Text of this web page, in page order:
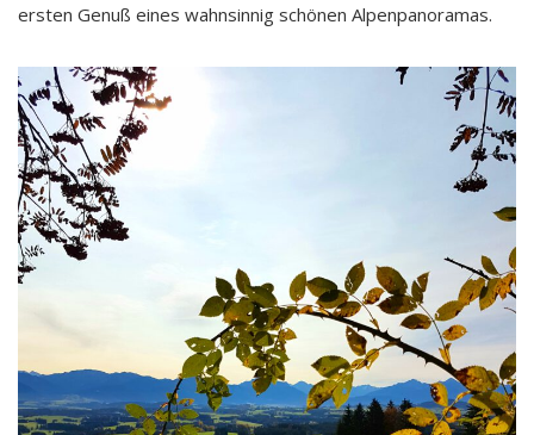
ersten Genuß eines wahnsinnig schönen Alpenpanoramas.